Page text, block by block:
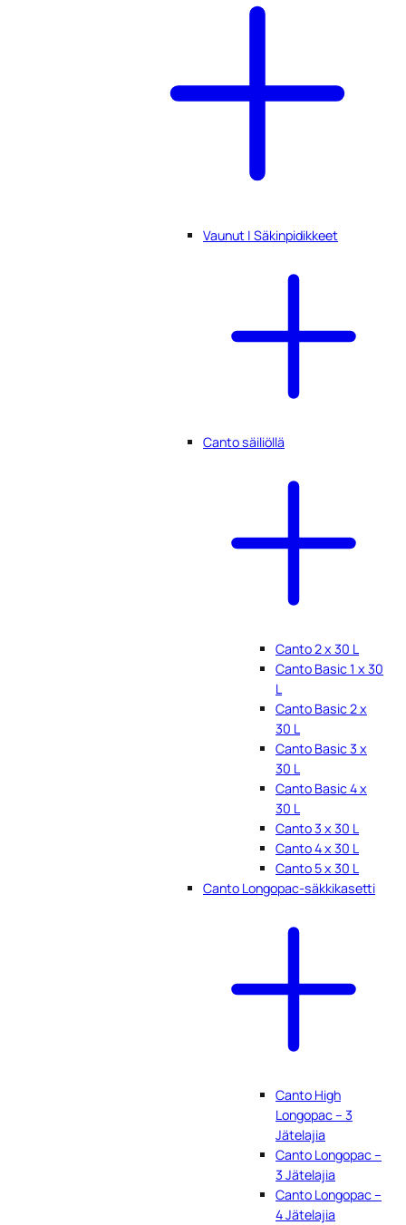
Vaunut | Säkinpidikkeet
Canto säiliöllä
Canto 2 x 30 L
Canto Basic 1 x 30
L
Canto Basic 2 x
30 L
Canto Basic 3 x
30 L
Canto Basic 4 x
30 L
Canto 3 x 30 L
Canto 4 x 30 L
Canto 5 x 30 L
Canto Longopac-säkkikasetti
Canto High
Longopac – 3
Jätelajia
Canto Longopac –
3 Jätelajia
Canto Longopac –
4 Jätelajia